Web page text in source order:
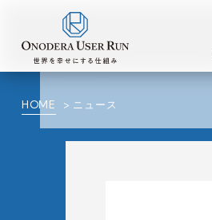
HOME ニュース